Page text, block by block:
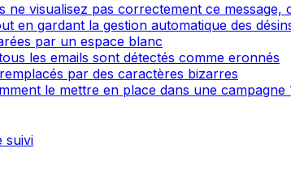
visualisez pas correctement ce message,
en gardant la gestion automatique des
par un espace blanc
les emails sont détectés comme eronnés
par des caractères bizarres
le mettre en place dans une campagne
suivi